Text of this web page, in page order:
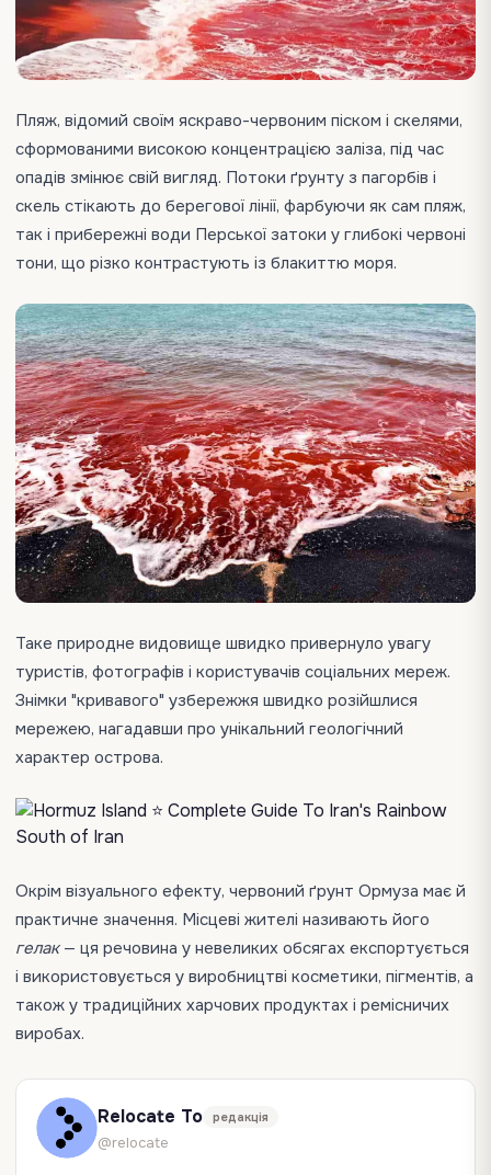
Пляж, відомий своїм яскраво-червоним піском і скелями,
сформованими високою концентрацією заліза, під час
опадів змінює свій вигляд. Потоки ґрунту з пагорбів і
скель стікають до берегової лінії, фарбуючи як сам пляж,
так і прибережні води Перської затоки у глибокі червоні
тони, що різко контрастують із блакиттю моря.
Таке природне видовище швидко привернуло увагу
туристів, фотографів і користувачів соціальних мереж.
Знімки "кривавого" узбережжя швидко розійшлися
мережею, нагадавши про унікальний геологічний
характер острова.
Окрім візуального ефекту, червоний ґрунт Ормуза має й
практичне значення. Місцеві жителі називають його
гелак— ця речовина у невеликих обсягах експортується
і використовується у виробництві косметики, пігментів, а
також у традиційних харчових продуктах і ремісничих
виробах.
Relocate To редакція
@relocate